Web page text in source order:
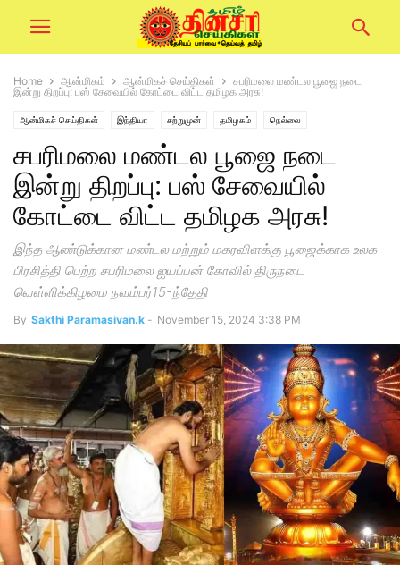
Home ஆன்மிகம் ஆன்மிகச் செய்திகள்
சபரிமலை மண்டல பூஜை நடை
இன்று திறப்பு: பஸ் சேவையில் கோட்டை விட்ட தமிழக அரசு!
ஆன்மிகச் செய்திகள் இந்தியா சற்றுமுன் தமிழகம் நெல்லை
சபரிமலை மண்டல பூஜை நடை
இன்று திறப்பு: பஸ் சேவையில்
கோட்டை விட்ட தமிழக அரசு!
இந்த ஆண்டுக்கான மண்டல மற்றும் மகரவிளக்கு பூஜைக்காக உலக
பிரசித்தி பெற்ற சபரிமலை ஐயப்பன் கோவில் திருநடை
வெள்ளிக்கிழமை நவம்பர்15-ந்தேதி
By Sakthi Paramasivan.k - November 15, 2024 3:38 PM